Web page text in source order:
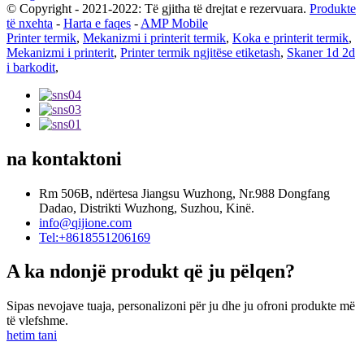
© Copyright - 2021-2022: Të gjitha të drejtat e rezervuara. Produkte
të nxehta - Harta e faqes - AMP Mobile
Printer termik, Mekanizmi i printerit termik, Koka e printerit termik,
Mekanizmi i printerit, Printer termik ngjitëse etiketash, Skaner 1d 2d
i barkodit,
na kontaktoni
Rm 506B, ndërtesa Jiangsu Wuzhong, Nr.988 Dongfang
Dadao, Distrikti Wuzhong, Suzhou, Kinë.
info@qijione.com
Tel:+8618551206169
A ka ndonjë produkt që ju pëlqen?
Sipas nevojave tuaja, personalizoni për ju dhe ju ofroni produkte më
të vlefshme.
hetim tani